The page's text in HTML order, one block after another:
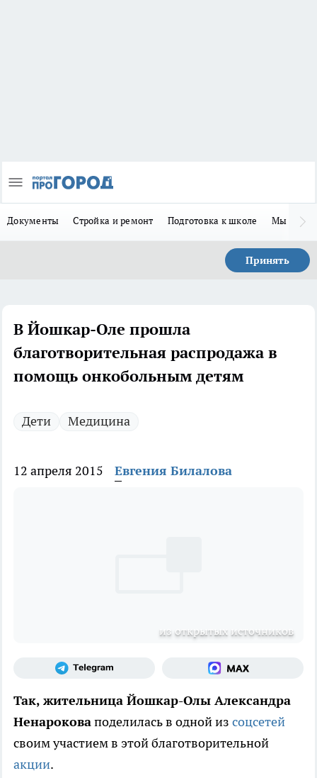
Документы Стройка и ремонт Подготовка к школе Мы в MAX
Принять
В Йошкар-Оле прошла
благотворительная распродажа в
помощь онкобольным детям
Дети Медицина
12 апреля 2015 Евгения Билалова
из открытых источников
Так, жительница Йошкар-Олы Александра
Ненароковаподелилась в одной из соцсетей
своим участием в этой благотворительной
акции.